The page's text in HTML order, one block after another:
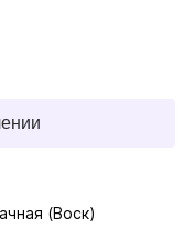
(Воск)